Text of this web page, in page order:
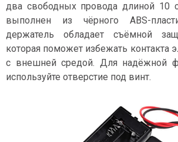
два свободных провода длиной 10
выполнен из чёрного ABS-
держатель обладает съёмной
которая поможет избежать контакта
с внешней средой. Для надёжной
используйте отверстие под винт.